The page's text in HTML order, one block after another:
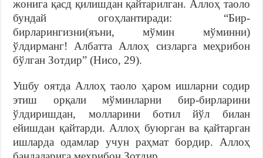
жонига қасд қилишдан қайтарилган. Аллоҳ таоло
бундай огоҳлантиради: “Бир-
бирларингизни(яъни, мўмин мўминни)
ўлдирманг! Албатта Аллоҳ сизларга меҳрибон
бўлган Зотдир” (Нисо, 29).
Ушбу оятда Аллоҳ таоло ҳаром ишларни содир
этиш орқали мўминларни бир-бирларини
ўлдиришдан, молларини ботил йўл билан
ейишдан қайтарди. Аллоҳ буюрган ва қайтарган
ишларда одамлар учун раҳмат бордир. Аллоҳ